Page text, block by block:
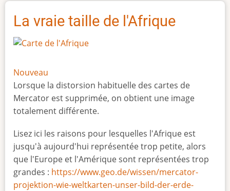
La vraie taille de l'Afrique
Nouveau
Lorsque la distorsion habituelle des cartes de
Mercator est supprimée, on obtient une image
totalement différente.
Lisez ici les raisons pour lesquelles l'Afrique est
jusqu'à aujourd'hui représentée trop petite, alors
que l'Europe et l'Amérique sont représentées trop
grandes : https://www.geo.de/wissen/mercator-
projektion-wie-weltkarten-unser-bild-der-erde-